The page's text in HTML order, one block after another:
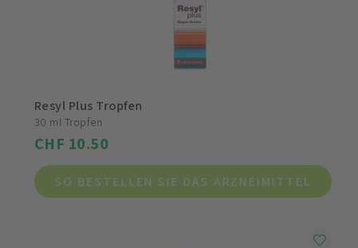
Resyl Plus Tropfen
30 ml Tropfen
CHF 10.50
SO BESTELLEN SIE DAS ARZNEIMITTEL